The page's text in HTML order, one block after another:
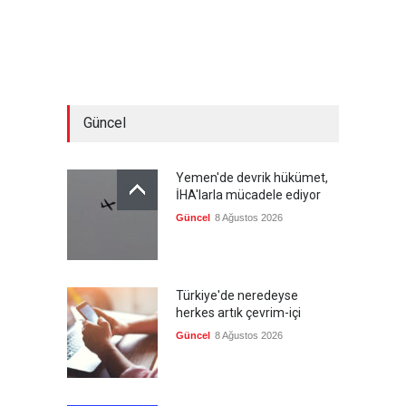
Güncel
Yemen'de devrik hükümet,
İHA'larla mücadele ediyor
Güncel 8 Ağustos 2026
Türkiye'de neredeyse
herkes artık çevrim-içi
Güncel 8 Ağustos 2026